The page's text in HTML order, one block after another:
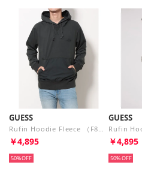
GUESS
Rufin Hoodie Fleece （F83J） パーカー
￥4,895
50%
GUESS
￥4,895
50%